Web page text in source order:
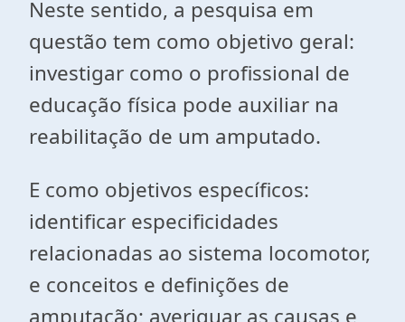
Neste sentido, a pesquisa em
questão tem como objetivo geral:
investigar como o profissional de
educação física pode auxiliar na
reabilitação de um amputado.
E como objetivos específicos:
identificar especificidades
relacionadas ao sistema locomotor,
e conceitos e definições de
amputação; averiguar as causas e